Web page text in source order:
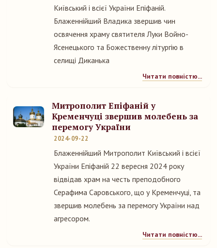
Київський і всієї України Епіфаній.
Блаженнійший Владика звершив чин
освячення храму святителя Луки Войно-
Ясенецького та Божественну літургію в
селищі Диканька
Читати повністю...
Митрополит Епіфаній у
Кременчуці звершив молебень за
перемогу України
2024-09-22
Блаженнійший Митрополит Київський і всієї
України Епіфаній 22 вересня 2024 року
відвідав храм на честь преподобного
Серафима Саровського, що у Кременчуці, та
звершив молебень за перемогу України над
агресором.
Читати повністю...